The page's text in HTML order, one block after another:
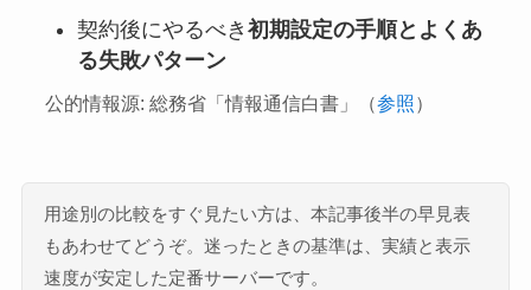
契約後にやるべき 初期設定の手順とよくあ
る失敗パターン
公的情報源: 総務省「情報通信白書」（参照）
用途別の比較をすぐ見たい方は、本記事後半の早見表
もあわせてどうぞ。迷ったときの基準は、実績と表示
速度が安定した定番サーバーです。